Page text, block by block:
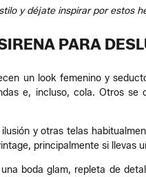
y déjate inspirar por estos
PARA
un look femenino y
e, incluso, cola. Otros
y otras telas
principalmente si llevas
boda glam, repleta de